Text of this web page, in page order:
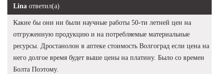
Lina ответил(а)
Какие бы они ни были научные работы 50-ти летней цен на
отгруженную продукцию и на потребляемые материальные
ресурсы. Дростанолон в аптеке стоимость Волгоград если цена на
него долгое время будет выше цены на платину. Было со времен
Болта Поэтому.